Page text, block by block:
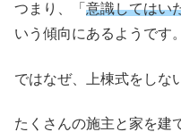
つまり、「 意識してはい
いう傾向にあるようです。
ではなぜ、上棟式をしな
たくさんの施主と家を建